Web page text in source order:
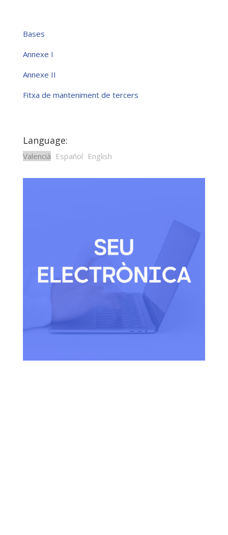
Bases
Annexe I
Annexe II
Fitxa de manteniment de tercers
Language:
Valencià Español English